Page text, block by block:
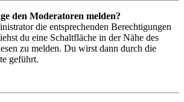
den Moderatoren melden?
die entsprechenden Berechtigungen
du eine Schaltfläche in der Nähe des
zu melden. Du wirst dann durch die
geführt.